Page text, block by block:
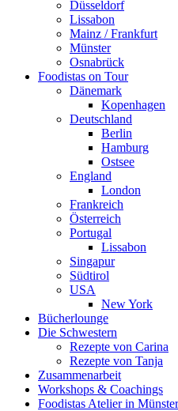
Düsseldorf
Lissabon
Mainz / Frankfurt
Münster
Osnabrück
Foodistas on Tour
Dänemark
Kopenhagen
Deutschland
Berlin
Hamburg
Ostsee
England
London
Frankreich
Österreich
Portugal
Lissabon
Singapur
Südtirol
USA
New York
Bücherlounge
Die Schwestern
Rezepte von Carina
Rezepte von Tanja
Zusammenarbeit
Workshops & Coachings
Foodistas Atelier in Münster